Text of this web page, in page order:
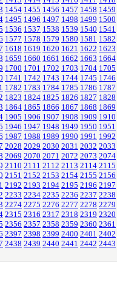
1454 1455 1456 1457 1458 1459
1495 1496 1497 1498 1499 1500
1536 1537 1538 1539 1540 1541
1577 1578 1579 1580 1581 1582
1618 1619 1620 1621 1622 1623
1659 1660 1661 1662 1663 1664
1700 1701 1702 1703 1704 1705
1741 1742 1743 1744 1745 1746
1782 1783 1784 1785 1786 1787
1823 1824 1825 1826 1827 1828
1864 1865 1866 1867 1868 1869
1905 1906 1907 1908 1909 1910
1946 1947 1948 1949 1950 1951
1987 1988 1989 1990 1991 1992
2028 2029 2030 2031 2032 2033
2069 2070 2071 2072 2073 2074
2110 2111 2112 2113 2114 2115
2151 2152 2153 2154 2155 2156
2192 2193 2194 2195 2196 2197
2233 2234 2235 2236 2237 2238
2274 2275 2276 2277 2278 2279
2315 2316 2317 2318 2319 2320
2356 2357 2358 2359 2360 2361
2397 2398 2399 2400 2401 2402
2438 2439 2440 2441 2442 2443